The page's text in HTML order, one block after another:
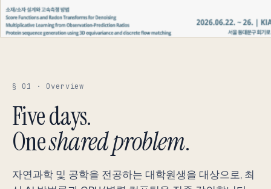
§ 01 · Overview
Five days.
Oneshared problem.
자연과학 및 공학을 전공하는 대학원생을 대상으로, 최